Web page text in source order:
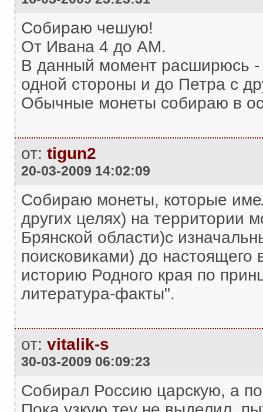
Собираю чешую!
От Ивана 4 до АМ.
В данный момент расширюсь -
одной стороны и до Петра с
Обычные монеты собираю в
от: tigun2
20-03-2009 14:02:09
Собираю монеты, которые
других целях) на территории
Брянской области)с
поисковиками) до
историю Родного края по
литература-факты".
от: vitalik-s
30-03-2009 06:09:23
Собирал Россию царскую, а